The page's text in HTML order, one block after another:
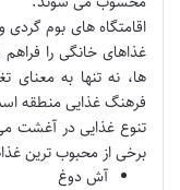
اقامتگاه های بوم
غذاهای خانگی را
ها، نه تنها به معنای
فرهنگ غذایی منطقه
تنوع غذایی در آغشت
برخی از محبوب ترین
آش دوغ